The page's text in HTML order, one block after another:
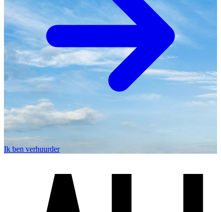
Ik ben verhuurder